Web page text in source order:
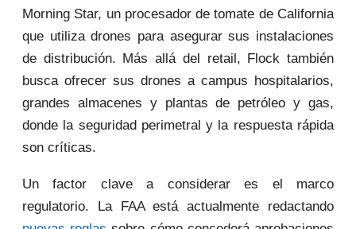
Morning Star, un procesador de tomate de California
que utiliza drones para asegurar sus instalaciones
de distribución. Más allá del retail, Flock también
busca ofrecer sus drones a campus hospitalarios,
grandes almacenes y plantas de petróleo y gas,
donde la seguridad perimetral y la respuesta rápida
son críticas.
Un factor clave a considerar es el marco
regulatorio. La FAA está actualmente redactando